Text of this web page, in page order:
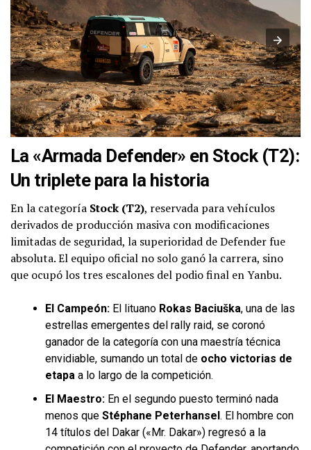
La «Armada Defender» en Stock (T2):
Un triplete para la historia
En la categoría Stock (T2), reservada para vehículos
derivados de producción masiva con modificaciones
limitadas de seguridad, la superioridad de Defender fue
absoluta. El equipo oficial no solo ganó la carrera, sino
que ocupó los tres escalones del podio final en Yanbu.
El Campeón: El lituano Rokas Baciuška, una de las
estrellas emergentes del rally raid, se coronó
ganador de la categoría con una maestría técnica
envidiable, sumando un total de ocho victorias de
etapa a lo largo de la competición.
El Maestro: En el segundo puesto terminó nada
menos que Stéphane Peterhansel . El hombre con
14 títulos del Dakar («Mr. Dakar») regresó a la